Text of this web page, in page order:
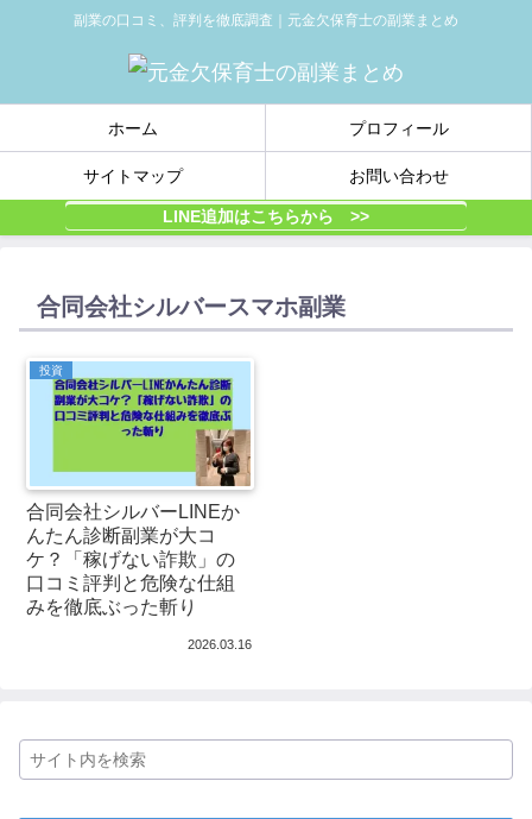
副業の口コミ、評判を徹底調査｜元金欠保育士の副業まとめ
ホーム プロフィール
サイトマップ お問い合わせ
LINE追加はこちらから >>
合同会社シルバースマホ副業
投資
合同会社シルバーLINEか
んたん診断副業が大コ
ケ？「稼げない詐欺」の
口コミ評判と危険な仕組
みを徹底ぶった斬り
2026.03.16